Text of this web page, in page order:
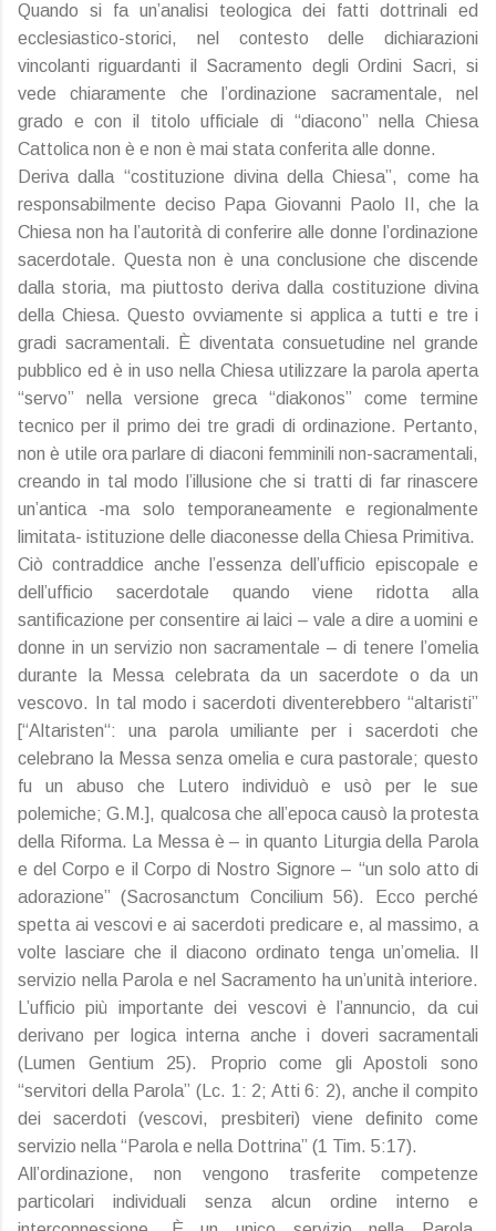
Quando si fa un’analisi teologica dei fatti dottrinali ed
ecclesiastico-storici, nel contesto delle dichiarazioni
vincolanti riguardanti il Sacramento degli Ordini Sacri, si
vede chiaramente che l’ordinazione sacramentale, nel
grado e con il titolo ufficiale di “diacono” nella Chiesa
Cattolica non è e non è mai stata conferita alle donne.
Deriva dalla “costituzione divina della Chiesa”, come ha
responsabilmente deciso Papa Giovanni Paolo II, che la
Chiesa non ha l’autorità di conferire alle donne l’ordinazione
sacerdotale. Questa non è una conclusione che discende
dalla storia, ma piuttosto deriva dalla costituzione divina
della Chiesa. Questo ovviamente si applica a tutti e tre i
gradi sacramentali. È diventata consuetudine nel grande
pubblico ed è in uso nella Chiesa utilizzare la parola aperta
“servo” nella versione greca “diakonos” come termine
tecnico per il primo dei tre gradi di ordinazione. Pertanto,
non è utile ora parlare di diaconi femminili non-sacramentali,
creando in tal modo l’illusione che si tratti di far rinascere
un’antica -ma solo temporaneamente e regionalmente
limitata- istituzione delle diaconesse della Chiesa Primitiva.
Ciò contraddice anche l’essenza dell’ufficio episcopale e
dell’ufficio sacerdotale quando viene ridotta alla
santificazione per consentire ai laici – vale a dire a uomini e
donne in un servizio non sacramentale – di tenere l’omelia
durante la Messa celebrata da un sacerdote o da un
vescovo. In tal modo i sacerdoti diventerebbero “altaristi”
[“Altaristen“: una parola umiliante per i sacerdoti che
celebrano la Messa senza omelia e cura pastorale; questo
fu un abuso che Lutero individuò e usò per le sue
polemiche; G.M.], qualcosa che all’epoca causò la protesta
della Riforma. La Messa è – in quanto Liturgia della Parola
e del Corpo e il Corpo di Nostro Signore – “un solo atto di
adorazione” (Sacrosanctum Concilium 56). Ecco perché
spetta ai vescovi e ai sacerdoti predicare e, al massimo, a
volte lasciare che il diacono ordinato tenga un’omelia. Il
servizio nella Parola e nel Sacramento ha un’unità interiore.
L’ufficio più importante dei vescovi è l’annuncio, da cui
derivano per logica interna anche i doveri sacramentali
(Lumen Gentium 25). Proprio come gli Apostoli sono
“servitori della Parola” (Lc. 1: 2; Atti 6: 2), anche il compito
dei sacerdoti (vescovi, presbiteri) viene definito come
servizio nella “Parola e nella Dottrina” (1 Tim. 5:17).
All’ordinazione, non vengono trasferite competenze
particolari individuali senza alcun ordine interno e